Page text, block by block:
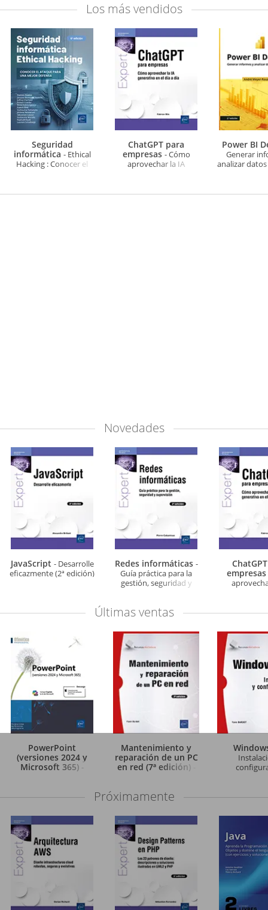
Los más vendidos
Seguridad
informática - Ethical
Hacking : Conocer el
ChatGPT para
empresas - Cómo
aprovechar la IA
Power BI
Generar
analizar
Novedades
JavaScript - Desarrolle
eficazmente (2ª edición)
Redes informáticas -
Guía práctica para la
gestión, seguridad y
empresas
Últimas ventas
PowerPoint
(versiones 2024 y
Microsoft 365) -
Mantenimiento y
reparación de un PC
en red (7ª edición)
Próximamente